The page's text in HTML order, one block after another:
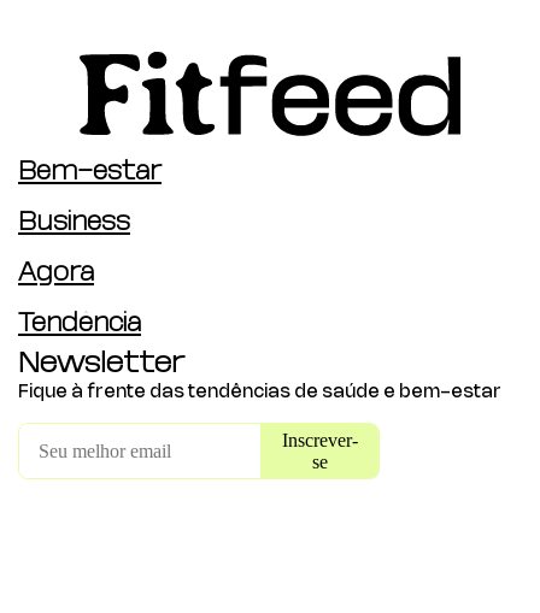
Bem-estar
Business
Agora
Tendência
Newsletter
Fique à frente das tendências de saúde e bem-estar